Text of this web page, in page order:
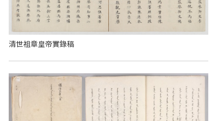
清世祖章皇帝實錄稿